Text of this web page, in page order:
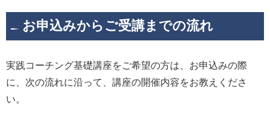
お申込みからご受講までの流れ
実践コーチング基礎講座をご希望の方は、お申込みの際
に、次の流れに沿って、講座の開催内容をお教えくださ
い。